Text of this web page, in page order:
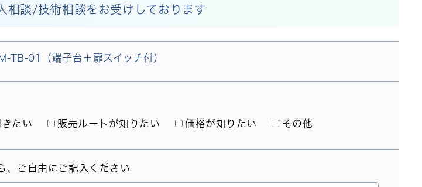
相談/技術相談をお受けしております
TB-01（端子台＋扉スイッチ付）
たい 販売ルートが知りたい 価格が知りたい その他
、ご自由にご記入ください